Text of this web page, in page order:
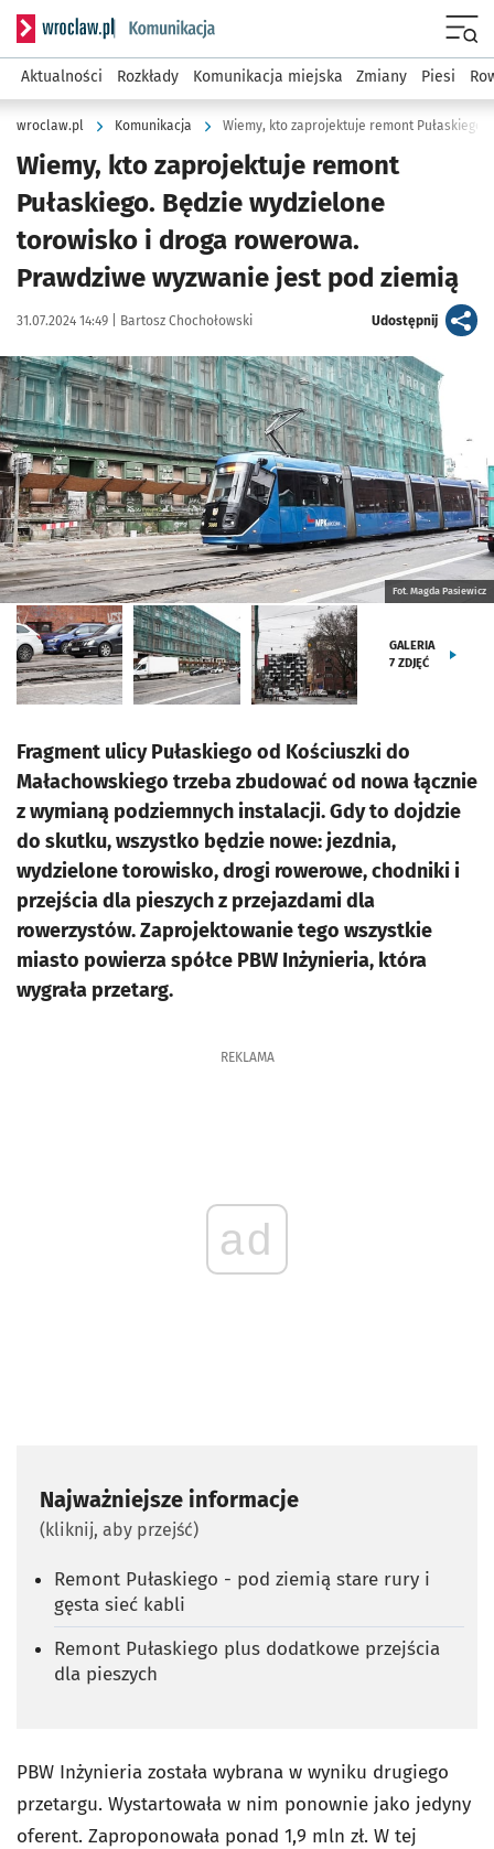
Serwis informacyjny wroclaw.pl podserwis: Komunikacja
Aktualności Rozkłady Komunikacja miejska Zmiany Piesi
wroclaw.pl Komunikacja Wiemy, kto zaprojektuje remont Pułaskiego
Wiemy, kto zaprojektuje remont
Pułaskiego. Będzie wydzielone
torowisko i droga rowerowa.
Prawdziwe wyzwanie jest pod ziemią
Data publikacji:
31.07.2024 14:49 | Autor:
Bartosz Chochołowski Udostępnijartykuł
Kliknij, aby zobaczyć galerię
Fot. Magda Pasiewicz
GALERIA
7 ZDJĘĆ
Fragment ulicy Pułaskiego od Kościuszki do
Małachowskiego trzeba zbudować od nowa łącznie
z wymianą podziemnych instalacji. Gdy to dojdzie
do skutku, wszystko będzie nowe: jezdnia,
wydzielone torowisko, drogi rowerowe, chodniki i
przejścia dla pieszych z przejazdami dla
rowerzystów. Zaprojektowanie tego wszystkie
miasto powierza spółce PBW Inżynieria, która
wygrała przetarg.
REKLAMA
ad
Najważniejsze informacje
(kliknij, aby przejść)
Remont Pułaskiego - pod ziemią stare rury i
gęsta sieć kabli
Remont Pułaskiego plus dodatkowe przejścia
dla pieszych
PBW Inżynieria została wybrana w wyniku drugiego
przetargu. Wystartowała w nim ponownie jako jedyny
oferent. Zaproponowała ponad 1,9 mln zł. W tej